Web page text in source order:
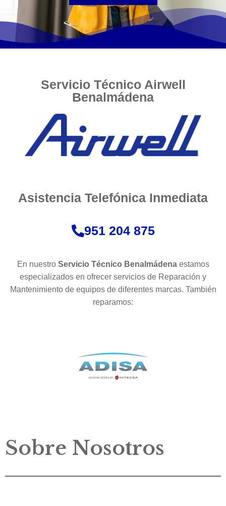
Servicio Técnico Airwell
Benalmádena
Asistencia Telefónica Inmediata
951 204 875
En nuestro Servicio Técnico Benalmádena estamos
especializados en ofrecer servicios de Reparación y
Mantenimiento de equipos de diferentes marcas. También
reparamos:
Sobre Nosotros